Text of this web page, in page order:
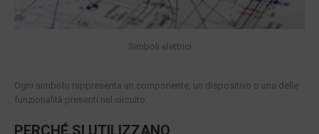
Simboli elettrici
Ogni simbolo rappresenta un componente, un dispositivo o una delle
funzionalità presenti nel circuito.
PERCHÉ SI UTILIZZANO